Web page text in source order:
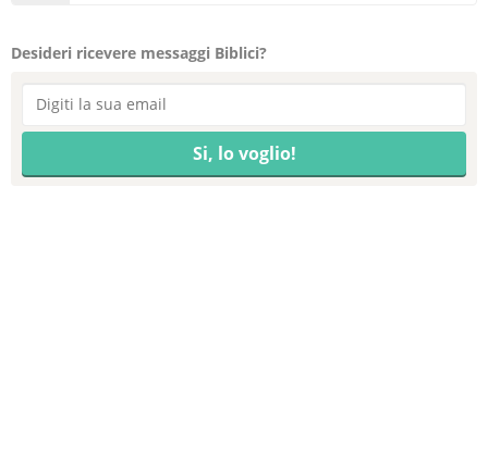
Desideri ricevere messaggi Biblici?